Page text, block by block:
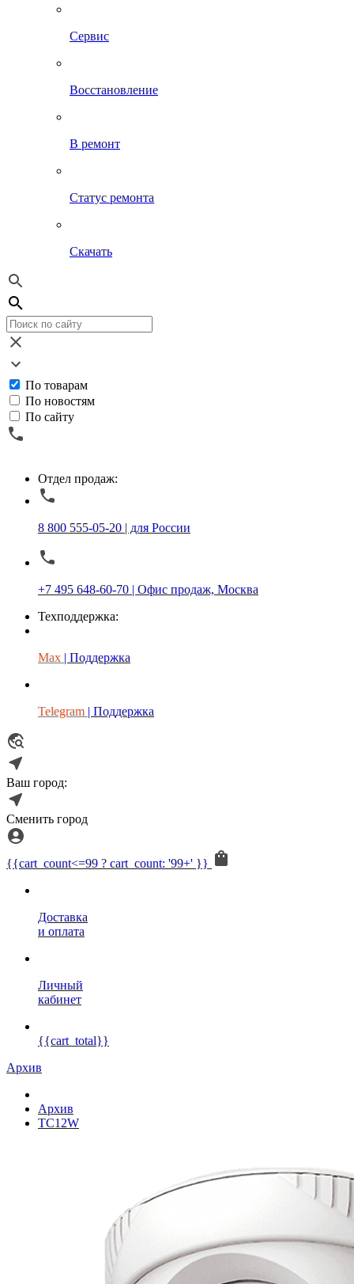
Сервис
Восстановление
В ремонт
Статус ремонта
Скачать
По товарам
По новостям
По сайту
Отдел продаж:
8 800 555-05-20 | для России
+7 495 648-60-70 | Офис продаж, Москва
Техподдержка:
Max | Поддержка
Telegram | Поддержка
Ваш город:
Сменить город
{{cart_count<=99 ? cart_count: '99+' }}
Доставка
и оплата
Личный
кабинет
{{cart_total}}
Архив
Архив
TC12W